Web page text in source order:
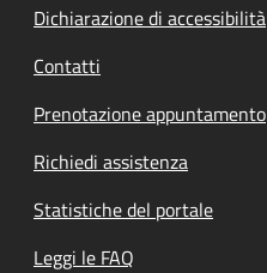
Dichiarazione di accessibilità
Contatti
Prenotazione appuntamento
Richiedi assistenza
Statistiche del portale
Leggi le FAQ